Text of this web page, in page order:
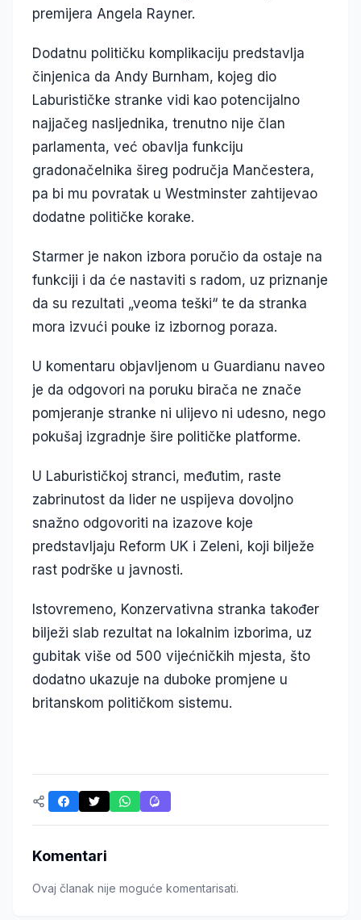
premijera Angela Rayner.
Dodatnu političku komplikaciju predstavlja
činjenica da Andy Burnham, kojeg dio
Laburističke stranke vidi kao potencijalno
najjačeg nasljednika, trenutno nije član
parlamenta, već obavlja funkciju
gradonačelnika šireg područja Mančestera,
pa bi mu povratak u Westminster zahtijevao
dodatne političke korake.
Starmer je nakon izbora poručio da ostaje na
funkciji i da će nastaviti s radom, uz priznanje
da su rezultati „veoma teški“ te da stranka
mora izvući pouke iz izbornog poraza.
U komentaru objavljenom u Guardianu naveo
je da odgovori na poruku birača ne znače
pomjeranje stranke ni ulijevo ni udesno, nego
pokušaj izgradnje šire političke platforme.
U Laburističkoj stranci, međutim, raste
zabrinutost da lider ne uspijeva dovoljno
snažno odgovoriti na izazove koje
predstavljaju Reform UK i Zeleni, koji bilježe
rast podrške u javnosti.
Istovremeno, Konzervativna stranka također
bilježi slab rezultat na lokalnim izborima, uz
gubitak više od 500 vijećničkih mjesta, što
dodatno ukazuje na duboke promjene u
britanskom političkom sistemu.
Komentari
Ovaj članak nije moguće komentarisati.